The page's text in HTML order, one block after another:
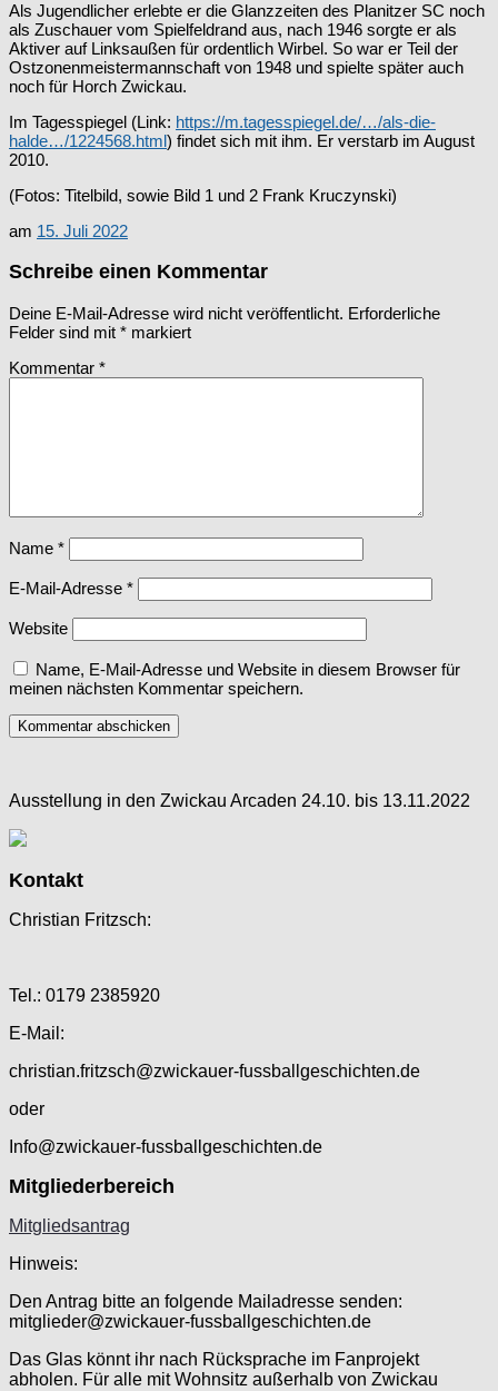
Als Jugendlicher erlebte er die Glanzzeiten des Planitzer SC noch
als Zuschauer vom Spielfeldrand aus, nach 1946 sorgte er als
Aktiver auf Linksaußen für ordentlich Wirbel. So war er Teil der
Ostzonenmeistermannschaft von 1948 und spielte später auch
noch für Horch Zwickau.
Im Tagesspiegel (Link: https://m.tagesspiegel.de/…/als-die-
halde…/1224568.html) findet sich mit ihm. Er verstarb im August
2010.
(Fotos: Titelbild, sowie Bild 1 und 2 Frank Kruczynski)
am 15. Juli 2022
Schreibe einen Kommentar
Deine E-Mail-Adresse wird nicht veröffentlicht. Erforderliche
Felder sind mit * markiert
Kommentar *
Name *
E-Mail-Adresse *
Website
Name, E-Mail-Adresse und Website in diesem Browser für
meinen nächsten Kommentar speichern.
Ausstellung in den Zwickau Arcaden 24.10. bis 13.11.2022
Kontakt
Christian Fritzsch:
Tel.: 0179 2385920
E-Mail:
christian.fritzsch@zwickauer-fussballgeschichten.de
oder
Info@zwickauer-fussballgeschichten.de
Mitgliederbereich
Mitgliedsantrag
Hinweis:
Den Antrag bitte an folgende Mailadresse senden:
mitglieder@zwickauer-fussballgeschichten.de
Das Glas könnt ihr nach Rücksprache im Fanprojekt
abholen. Für alle mit Wohnsitz außerhalb von Zwickau